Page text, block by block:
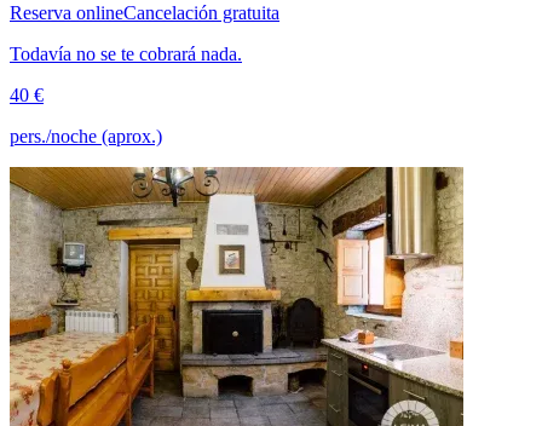
Reserva onlineCancelación gratuita
Todavía no se te cobrará nada.
40 €
pers./noche (aprox.)